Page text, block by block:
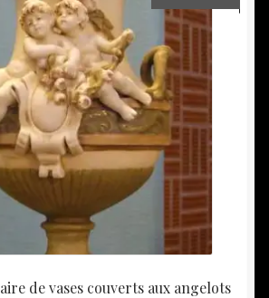
de vases couverts aux angelots